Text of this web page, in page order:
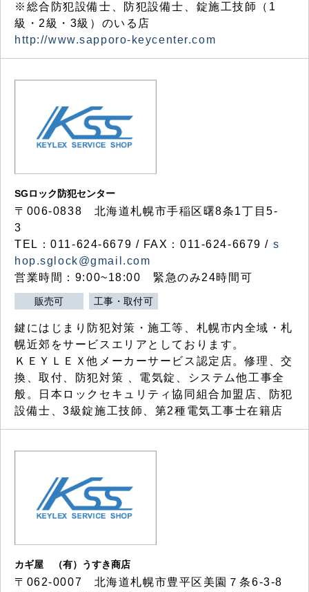
※総合防犯設備士、防犯設備士、錠施工技師（1
級・2級・3級）のいる店
http://www.sapporo-keycenter.com
SGロック防犯センター
〒006-0838 北海道札幌市手稲区曙8条1丁目5-
3
TEL：011-624-6679 / FAX：011-624-6679 / s
hop.sglock@gmail.com
営業時間：9:00~18:00 緊急のみ24時間可
販売可 工事・取付可
鍵にはじまり防犯対策・施工等、札幌市内全域・札
幌近郊をサービスエリアとしております。
ＫＥＹＬＥＸ他メーカーサービス認定店。修理、交
換、取付、防犯対策 、電気錠、システム他工事全
般。日本ロックセキュリティ協同組合加盟店、防犯
設備士、3級錠施工技師、第2種電気工事士在籍店
カギ屋 （有）うすき商店
〒062-0007 北海道札幌市豊平区美園７条6-3-8